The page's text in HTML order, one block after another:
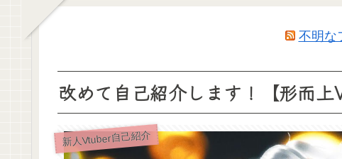
不明な
改めて自己紹介します！【形而上
新人Vtuber自己紹介